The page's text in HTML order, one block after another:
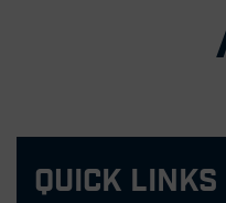
Quick Links